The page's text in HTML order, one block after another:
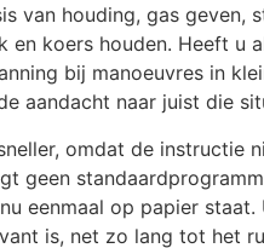
van houding, gas geven,
en koers houden. Heeft u
bij manoeuvres in
aandacht naar juist die
omdat de instructie
geen
eenmaal op papier staat.
is, net zo lang tot het